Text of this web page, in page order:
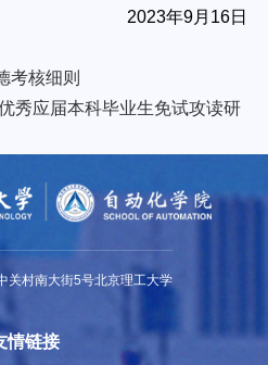
2023年9月16日
考核细则
秀应届本科毕业生免试攻读研
关村南大街5号北京理工大学
情链接